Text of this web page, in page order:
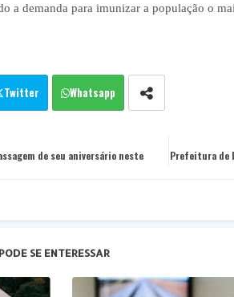
a demanda para imunizar a população o
Twitter Whatsapp
Prefeitura de
de seu aniversário neste
SE ENTERESSAR